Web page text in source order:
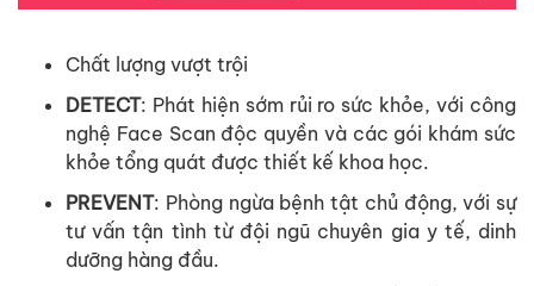
Chất lượng vượt trội
DETECT: Phát hiện sớm rủi ro sức khỏe,với công
nghệ Face Scan độc quyền và các gói khám sức
khỏe tổng quát được thiết kế khoa học.
PREVENT: Phòng ngừa bệnh tật chủ động,với sự
tư vấn tận tình từ đội ngũ chuyên giay tế, dinh
dưỡng hàng đầu.